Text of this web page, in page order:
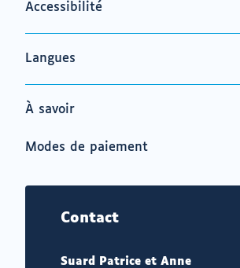
Accessibilité
Langues
À savoir
Modes de paiement
Contact
Suard Patrice et Anne